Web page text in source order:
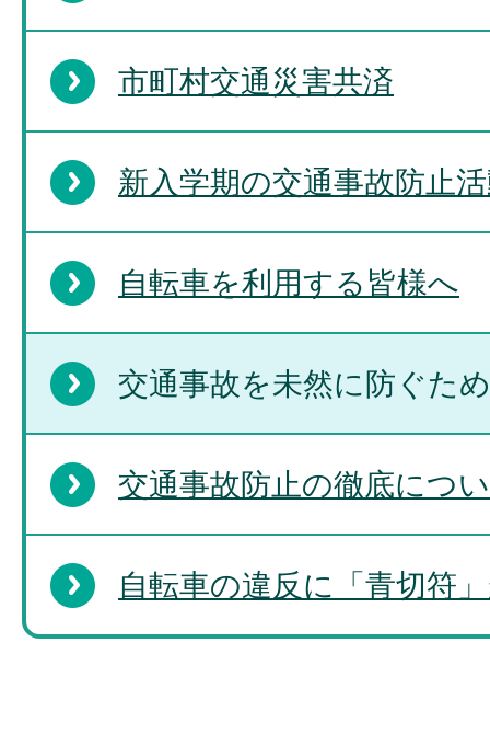
市町村交通災害共済
新入学期の交通事故防止
自転車を利用する皆様へ
交通事故を未然に防ぐた
交通事故防止の徹底につ
自転車の違反に「青切符